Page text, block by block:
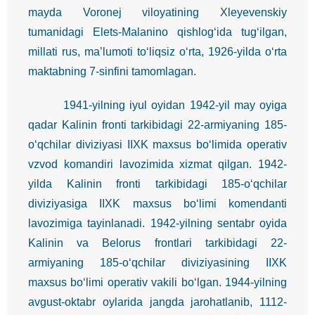
mayda Voronej viloyatining Xleyevenskiy
tumanidagi Elets-Malanino qishlog‘ida tug‘ilgan,
millati rus, ma’lumoti to‘liqsiz o‘rta, 1926-yilda o‘rta
maktabning 7-sinfini tamomlagan.
1941-yilning iyul oyidan 1942-yil may oyiga
qadar Kalinin fronti tarkibidagi 22-armiyaning 185-
o‘qchilar diviziyasi IIXK maxsus bo‘limida operativ
vzvod komandiri lavozimida xizmat qilgan. 1942-
yilda Kalinin fronti tarkibidagi 185-o‘qchilar
diviziyasiga IIXK maxsus bo‘limi komendanti
lavozimiga tayinlanadi. 1942-yilning sentabr oyida
Kalinin va Belorus frontlari tarkibidagi 22-
armiyaning 185-o‘qchilar diviziyasining IIXK
maxsus bo‘limi operativ vakili bo‘lgan. 1944-yilning
avgust-oktabr oylarida jangda jarohatlanib, 1112-